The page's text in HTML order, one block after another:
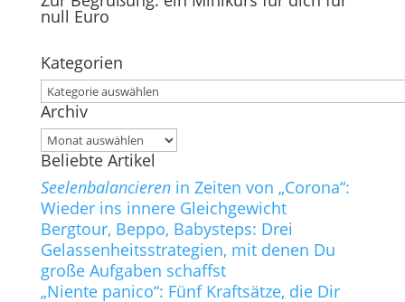
null Euro
Kategorien
Kategorien
Archiv
Archiv
Beliebte Artikel
Seelenbalancierenin Zeiten von „Corona“:
Wieder ins innere Gleichgewicht
Bergtour, Beppo, Babysteps: Drei
Gelassenheitsstrategien, mit denen Du
große Aufgaben schaffst
„Niente panico“: Fünf Kraftsätze, die Dir